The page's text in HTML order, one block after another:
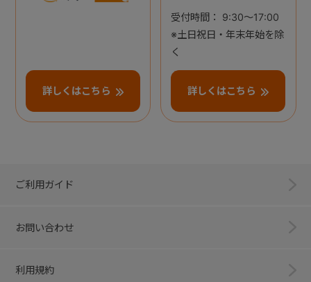
詳しくはこちら
受付時間： 9:30～17:00
※土日祝日・年末年始を除
く
詳しくはこちら
ご利用ガイド
お問い合わせ
利用規約